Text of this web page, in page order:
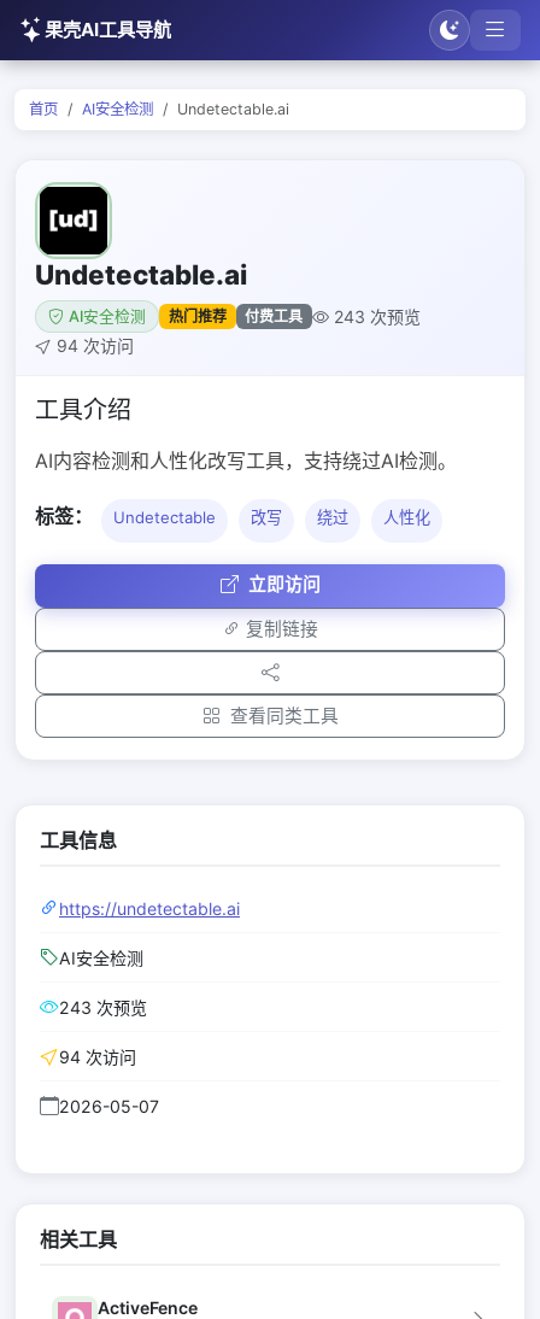
果壳AI工具导航
首页 AI安全检测 Undetectable.ai
Undetectable.ai
AI安全检测 热门推荐 付费工具
243 次预览
94 次访问
工具介绍
AI内容检测和人性化改写工具，支持绕过AI检测。
标签： Undetectable 改写 绕过 人性化
立即访问
复制链接
查看同类工具
工具信息
https://undetectable.ai
AI安全检测
243 次预览
94 次访问
2026-05-07
相关工具
ActiveFence